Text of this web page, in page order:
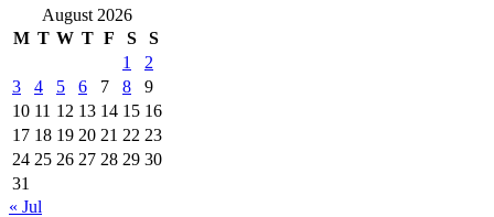
August 2026
M T W T F S
S
1
2
3
4 5 6 7 8
9
10 11 12 13 14 15 16
17 18 19 20 21 22 23
24 25 26 27 28 29 30
31
« Jul